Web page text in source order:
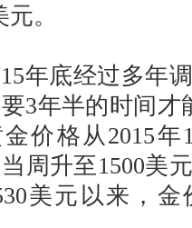
。
底经过多年
3年半的时间才
价格从2015年
周升至1500美
美元以来，金